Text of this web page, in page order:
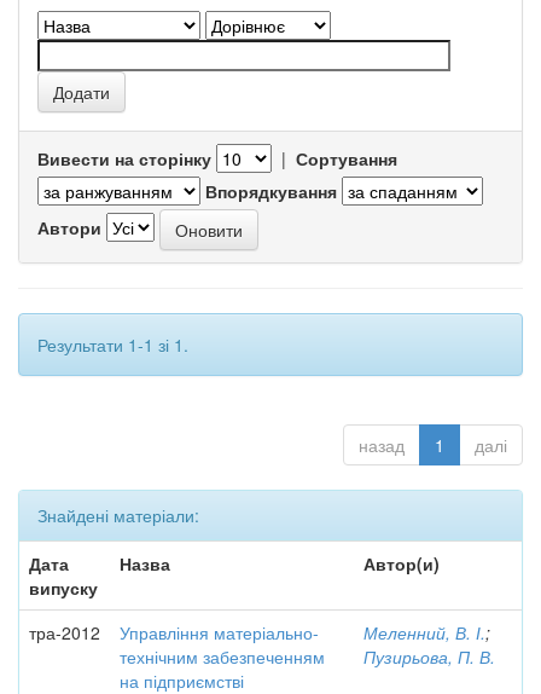
Вивести на сторінку | Сортування
Впорядкування
Автори
Результати 1-1 зі 1.
назад 1 далі
Знайдені матеріали:
Дата
випуску
Назва Автор(и)
тра-2012
Управління матеріально-
технічним забезпеченням
на підприємстві
Меленний, В. І.;
Пузирьова, П. В.